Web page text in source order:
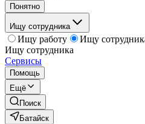
Понятно
Ищу сотрудника
Ищу работу
Ищу
Ищу сотрудника
Сервисы
Помощь
Ещё
Поиск
Батайск